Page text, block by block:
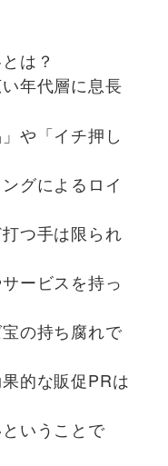
は？
年代層に息長
や「イチ押し
グによるロイ
つ手は限られ
ービスを持っ
の持ち腐れで
的な販促PRは
いうことで